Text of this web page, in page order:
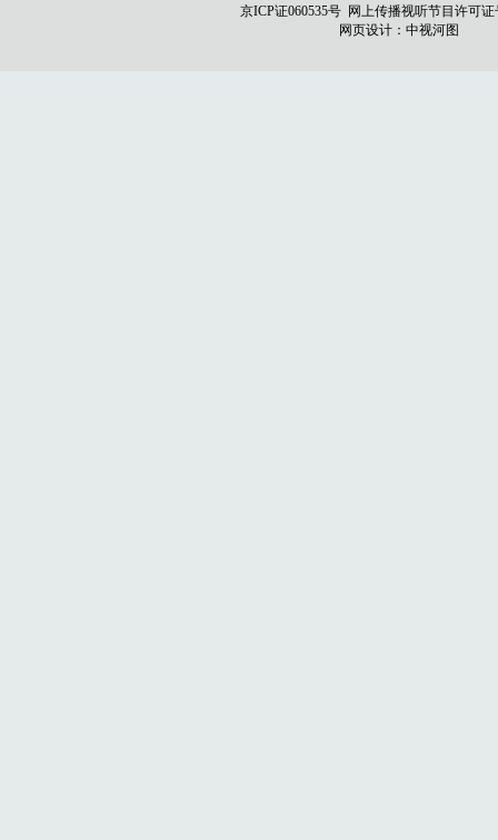
京ICP证060535号 网上传播视听节目许可证
网页设计： 中视河图